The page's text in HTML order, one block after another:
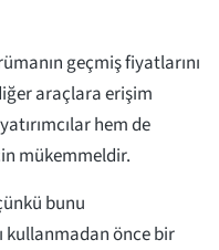
geçmiş fiyatlarını
araçlara erişim
hem de
mükemmeldir.
bunu
kullanmadan önce bir